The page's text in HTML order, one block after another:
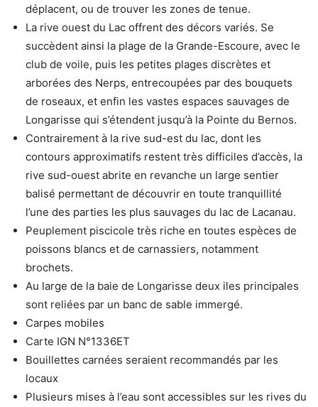
déplacent, ou de trouver les zones de tenue.
La rive ouest du Lac offrent des décors variés. Se
succèdent ainsi la plage de la Grande-Escoure, avec le
club de voile, puis les petites plages discrètes et
arborées des Nerps, entrecoupées par des bouquets
de roseaux, et enfin les vastes espaces sauvages de
Longarisse qui s’étendent jusqu’à la Pointe du Bernos.
Contrairement à la rive sud-est du lac, dont les
contours approximatifs restent très difficiles d’accès, la
rive sud-ouest abrite en revanche un large sentier
balisé permettant de découvrir en toute tranquillité
l’une des parties les plus sauvages du lac de Lacanau.
Peuplement piscicole très riche en toutes espèces de
poissons blancs et de carnassiers, notamment
brochets.
Au large de la baie de Longarisse deux iles principales
sont reliées par un banc de sable immergé.
Carpes mobiles
Carte IGN N°1336ET
Bouillettes carnées seraient recommandés par les
locaux
Plusieurs mises à l’eau sont accessibles sur les rives du